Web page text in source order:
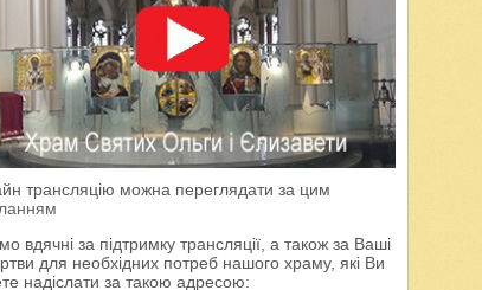
трансляцію можна переглядати за цим
вдячні за підтримку трансляції, а також за Ваші
для необхідних потреб нашого храму, які Ви
надіслати за такою адресою: